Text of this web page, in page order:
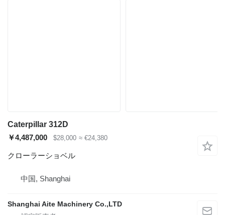
Caterpillar 312D
￥4,487,000
$28,000 ≈ €24,380
クローラーショベル
中国, Shanghai
Shanghai Aite Machinery Co.,LTD